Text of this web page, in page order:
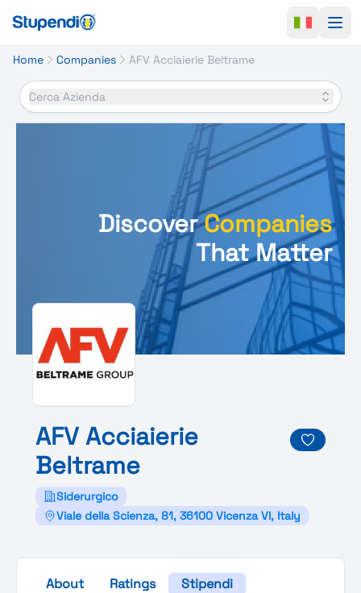
Home Companies AFV Acciaierie Beltrame
Cerca Azienda
DiscoverCompanies
That Matter
AFV Acciaierie
Beltrame
Siderurgico
Viale della Scienza, 81, 36100 Vicenza VI, Italy
About Ratings Stipendi